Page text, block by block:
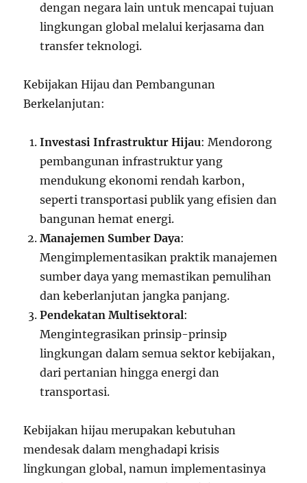
dengan negara lain untuk mencapai tujuan
lingkungan global melalui kerjasama dan
transfer teknologi.
Kebijakan Hijau dan Pembangunan
Berkelanjutan:
Investasi Infrastruktur Hijau: Mendorong
pembangunan infrastruktur yang
mendukung ekonomi rendah karbon,
seperti transportasi publik yang efisien dan
bangunan hemat energi.
Manajemen Sumber Daya:
Mengimplementasikan praktik manajemen
sumber daya yang memastikan pemulihan
dan keberlanjutan jangka panjang.
Pendekatan Multisektoral:
Mengintegrasikan prinsip-prinsip
lingkungan dalam semua sektor kebijakan,
dari pertanian hingga energi dan
transportasi.
Kebijakan hijau merupakan kebutuhan
mendesak dalam menghadapi krisis
lingkungan global, namun implementasinya